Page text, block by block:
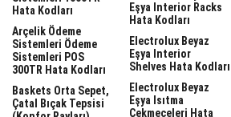
Hata Kodları
Arçelik Ödeme
Sistemleri Ödeme
Sistemleri POS
300TR Hata Kodları
Baskets Orta Sepet,
Çatal Bıçak Tepsisi
Eşya Interior Racks
Hata Kodları
Electrolux Beyaz
Eşya Interior
Shelves Hata Kodları
Electrolux Beyaz
Eşya Isıtma
Çekmeceleri Hata